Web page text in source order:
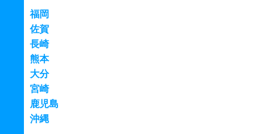
福岡
佐賀
長崎
熊本
大分
宮崎
鹿児島
沖縄